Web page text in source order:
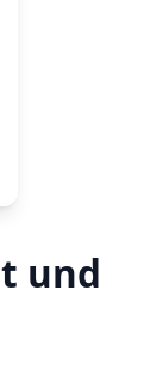
und